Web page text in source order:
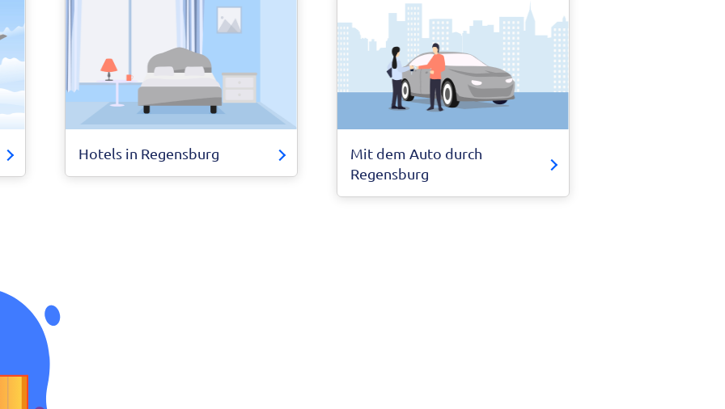
Hotels in Regensburg
Mit dem Auto durch
Regensburg